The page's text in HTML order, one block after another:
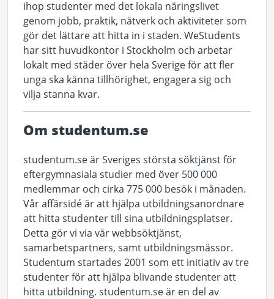
ihop studenter med det lokala näringslivet
genom jobb, praktik, nätverk och aktiviteter som
gör det lättare att hitta in i staden. WeStudents
har sitt huvudkontor i Stockholm och arbetar
lokalt med städer över hela Sverige för att fler
unga ska känna tillhörighet, engagera sig och
vilja stanna kvar.
Om studentum.se
studentum.se är Sveriges största söktjänst för
eftergymnasiala studier med över 500 000
medlemmar och cirka 775 000 besök i månaden.
Vår affärsidé är att hjälpa utbildningsanordnare
att hitta studenter till sina utbildningsplatser.
Detta gör vi via vår webbsöktjänst,
samarbetspartners, samt utbildningsmässor.
Studentum startades 2001 som ett initiativ av tre
studenter för att hjälpa blivande studenter att
hitta utbildning. studentum.se är en del av